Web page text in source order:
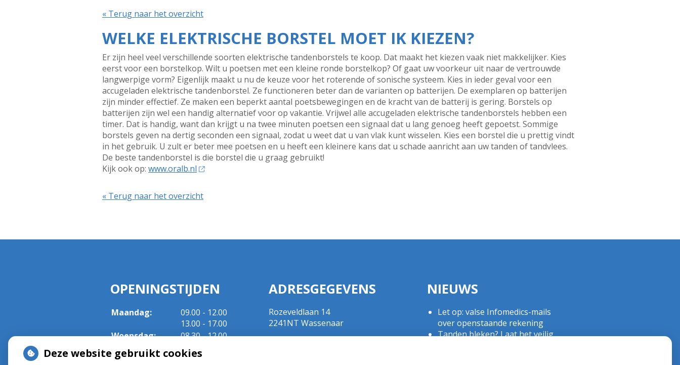
« Terug naar het overzicht
WELKE ELEKTRISCHE BORSTEL MOET IK KIEZEN?
Er zijn heel veel verschillende soorten elektrische tandenborstels te koop. Dat maakt het kiezen vaak niet makkelijker. Kies
eerst voor een borstelkop. Wilt u poetsen met een kleine ronde borstelkop? Of gaat uw voorkeur uit naar de vertrouwde
langwerpige vorm? Eigenlijk maakt u nu de keuze voor het roterende of sonische systeem. Kies in ieder geval voor een
accugeladen elektrische tandenborstel. Ze functioneren beter dan de varianten op batterijen. De exemplaren op batterijen
zijn minder effectief. Ze maken een beperkt aantal poetsbewegingen en de kracht van de batterij is gering. Borstels op
batterijen zijn wel een handig alternatief voor op vakantie. Vrijwel alle accugeladen elektrische tandenborstels hebben een
timer. Dat is handig, want dan krijgt u na twee minuten poetsen een signaal dat u lang genoeg heeft gepoetst. Sommige
borstels geven na dertig seconden een signaal, zodat u weet dat u van vlak kunt wisselen. Kies een borstel die u prettig vindt
in het gebruik. U zult er beter mee poetsen en u heeft een kleinere kans dat u schade aanricht aan uw tanden of tandvlees.
De beste tandenborstel is die borstel die u graag gebruikt!
Kijk ook op: www.oralb.nl
« Terug naar het overzicht
OPENINGSTIJDEN
Maandag: 09.00 tot
- 12.00
13.00 tot
- 17.00
Woensdag:
08.30tot
- 12.00
13.00
Vrijdag:
08.30tot
ADRESGEGEVENS
Rozeveldlaan 14
2241NT Wassenaar
Tel:070 - 5111792
NIEUWS
Let op: valse Infomedics-mails
over openstaande rekening
Tanden bleken? Laat het veilig
Deze website gebruikt cookies